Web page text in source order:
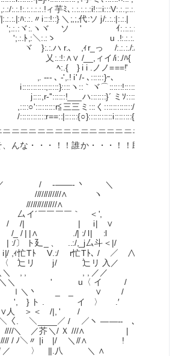
芋ﾐ､:.:.:.:.:i!:::i:::V:.:.;:.:.!:.:i 【シ
i:::!::} ＼;,;,代:ソ j/:.:.:|:.:.|
ヾ ゞソ ' ｲ:.:.:.:.|:.:.:!
:.:ゝ u .!:.:.:.:.!:.ﾊ!
r.､ ,ｨr_っ /:.:.:./:/
/__,ィイ/i:./ﾊ{
i .ノノ===!'
i' /- ､::::::}ｰ､
ヽ::｀ヾ⌒::::::!:::::ｰ-､__
ハ:::::::}´ ミｿ::::::::::::}::::
三三ミ:::く:::::::::::::/::::::::',
｀
￣￣￣￣￣￣￣￣￣￣￣￣￣￣￣￣￣￣
んな・・・！！誰か・・・！！助けてく
丶 ＼
∧ ヽ
∧
￣￣￣｀ ＜',
| i| ∨ '
./| :/ l| :l '
_ 、 ..:/,_j厶斗＜|/ ',
V.:/ r忙Tﾄ､ / ／ ∧ 【セシリア
辷リ j/ 辷リ 入／ /
, , , , ／／ ,
＼ ' u〈 イ / '
＼丶 _ _ ∨ / ∧
', } ト . イ 〉 .′
∨人 ＞＜ /|, ' / ＼
. ＼____／ / ／ヽ ――-- ､
芥＼/ Ｘ ///∧ |
＼〃 |i |/ ＼//∧ !
〉 ||.八 ＼ ∧ |